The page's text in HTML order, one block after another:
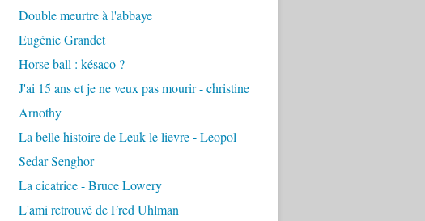
Double meurtre à l'abbaye
Eugénie Grandet
Horse ball : késaco ?
J'ai 15 ans et je ne veux pas mourir - christine
Arnothy
La belle histoire de Leuk le lievre - Leopol
Sedar Senghor
La cicatrice - Bruce Lowery
L'ami retrouvé de Fred Uhlman